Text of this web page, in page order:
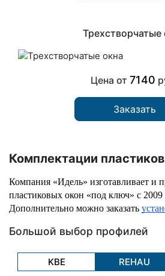
Трехстворчатые
Цена от 7140
Заказать
Комплектации
Компания «Идель» изготавливает и
пластиковых окон «под ключ» с 2009
Дополнительно можно заказать
Большой выбор профилей
KBE REHAU